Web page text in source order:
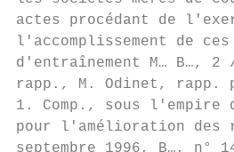
actes procédant de
l'accomplissement de
d'entraînement M… B…,
rapp., M. Odinet, rapp.
1. Comp., sous l'empire
pour l'amélioration des
septembre 1996, B…, n°